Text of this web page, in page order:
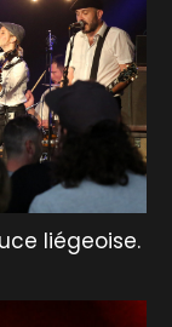
liégeoise.